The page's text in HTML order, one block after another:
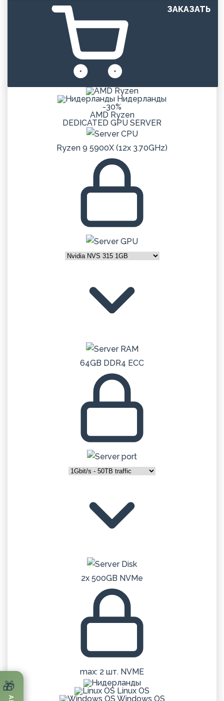
ЗАКАЗАТЬ
Нидерланды
-30%
AMD Ryzen
DEDICATED GPU SERVER
Ryzen 9 5900X (12x 3.70GHz)
64GB DDR4 ECC
2x 500GB NVMe
max: 2 шт. NVME
Linux OS
Windows OS
🎁